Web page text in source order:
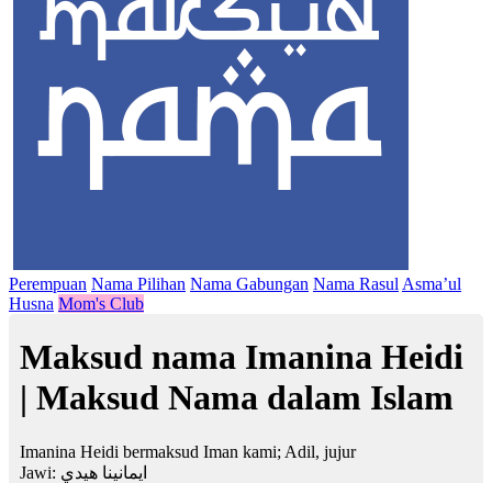
Perempuan Nama Pilihan Nama Gabungan Nama Rasul Asma’ul
Husna Mom's Club
Maksud nama Imanina Heidi
| Maksud Nama dalam Islam
Imanina Heidi bermaksud Iman kami; Adil, jujur
Jawi: ايمانينا هيدي